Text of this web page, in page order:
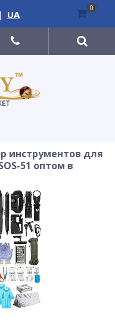
инструментов для
51 оптом в
| UA
0